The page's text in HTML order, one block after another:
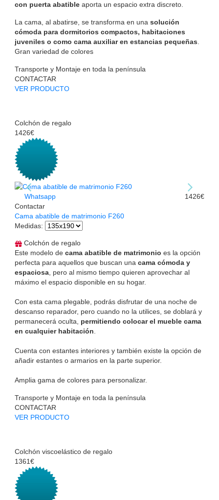
con puerta abatible aporta un espacio extra discreto.
La cama, al abatirse, se transforma en una solución
cómoda para dormitorios compactos, habitaciones
juveniles o como cama auxiliar en estancias pequeñas
Gran variedad de colores
Transporte y Montaje en toda la península
CONTACTAR
VER PRODUCTO
Colchón de regalo
1426€
Whatsapp
Contactar
1426€
Cama abatible de matrimonio F260
Medidas:
Colchón de regalo
Este modelo de cama abatible de matrimonio es la opción
perfecta para aquellos que buscan una cama cómoda y
espaciosa, pero al mismo tiempo quieren aprovechar al
máximo el espacio disponible en su hogar.
Con esta cama plegable, podrás disfrutar de una noche de
descanso reparador, pero cuando no la utilices, se doblará y
permanecerá oculta, permitiendo colocar el mueble cama
en cualquier habitación.
Cuenta con estantes interiores y también existe la opción de
añadir estantes o armarios en la parte superior.
Amplia gama de colores para personalizar.
Transporte y Montaje en toda la península
CONTACTAR
VER PRODUCTO
Colchón viscoelástico de regalo
1361€